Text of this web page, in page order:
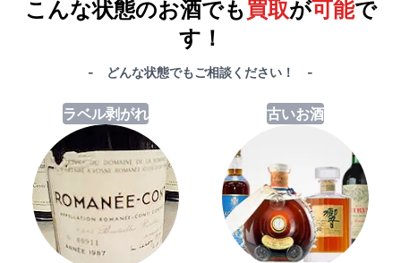
こんな状態のお酒でも買取が可能で
す！
- どんな状態でもご相談ください！ -
ラベル剥がれ 古いお酒